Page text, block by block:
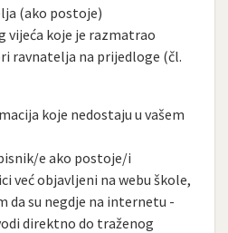
(ako postoje)
vijeća koje je razmatrao
ravnatelja na prijedloge (čl.
koje nedostaju u vašem
e ako postoje/i
već objavljeni na webu škole,
da su negdje na internetu -
direktno do traženog